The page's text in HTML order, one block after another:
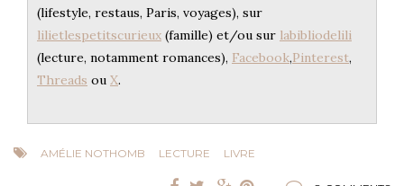
(lifestyle, restaus, Paris, voyages), sur
lilietlespetitscurieux (famille) et/ou sur labibliodelili
(lecture, notamment romances), Facebook,Pinterest,
Threads ou X.
AMÉLIE NOTHOMB LECTURE LIVRE